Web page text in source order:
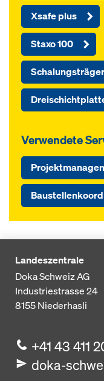
Xsafe plus
Staxo 100
Verwendete
Landeszentrale
Doka Schweiz AG
Industriestrasse 24
8155Niederhasli
+41 43 411
doka-